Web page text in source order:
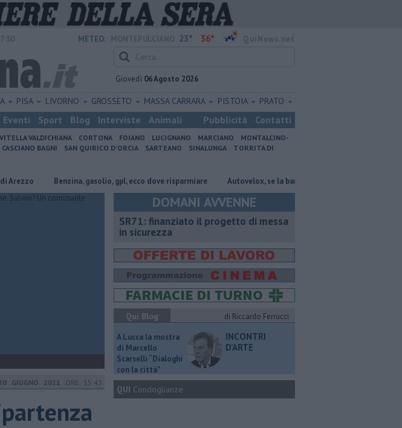
METEO: 23° 36°
Giovedì 06 Agosto 2026
PISA LIVORNO GROSSETO MASSA CARRARA PISTOIA PRATO
Eventi Sport Blog Interviste Animali Pubblicità Contatti
VALDICHIANA CORTONA FOIANO LUCIGNANO MARCIANO
MONTALCINO-
CASCIANO BAGNI SAN QUIRICO D'ORCIA SARTEANO SINALUNGA
TORRITA DI
​Benzina, gasolio, gpl, ecco dove risparmiare Autovelox, se la banchina è stretta la multa è nulla
GIUGNO 2021 ORE 15:43
DOMANI AVVENNE
SR71: finanziato il progetto di messa
in sicurezza
Qui Blog
di Riccardo Ferrucci
A Lucca la mostra
di Marcello
Scarselli “Dialoghi
con la città"
INCONTRI
D'ARTE
QUI Condoglianze